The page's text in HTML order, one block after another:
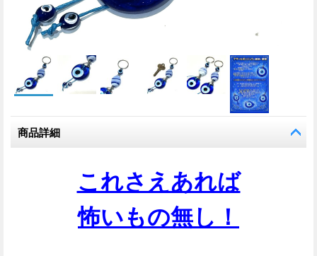
商品詳細
これさえあれば
怖いもの無し！